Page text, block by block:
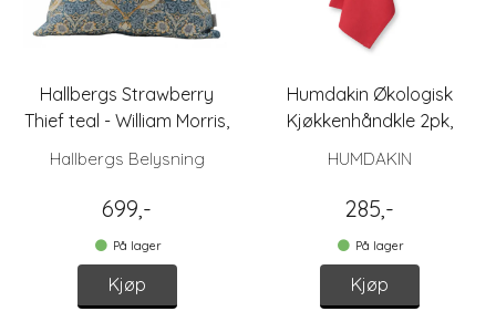
Hallbergs Strawberry
Thief teal - William Morris,
Hallbergs Belysning
699,-
På lager
Kjøp
Humdakin Økologisk
Kjøkkenhåndkle 2pk,
HUMDAKIN
285,-
På lager
Kjøp